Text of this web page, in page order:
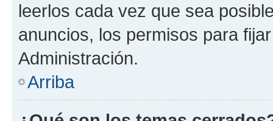
leerlos cada vez que sea
anuncios, los permisos para
Administración.
Arriba